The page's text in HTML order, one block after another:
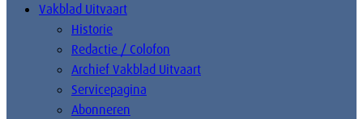
Vakblad Uitvaart
Historie
Redactie / Colofon
Archief Vakblad Uitvaart
Servicepagina
Abonneren